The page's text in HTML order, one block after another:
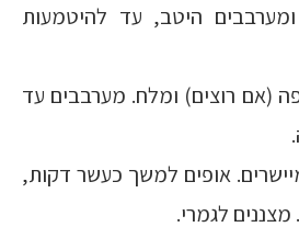
ומערבבים היטב, עד להיטמעות
(אם רוצים) ומלח. מערבבים עד
אופים למשך כעשר דקות,
לגמרי.